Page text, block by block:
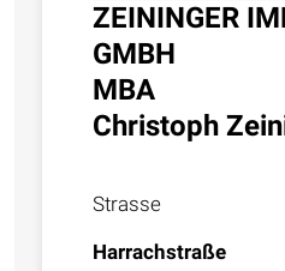
ZEININGER
GMBH
MBA
Christoph
Strasse
Harrachstraße